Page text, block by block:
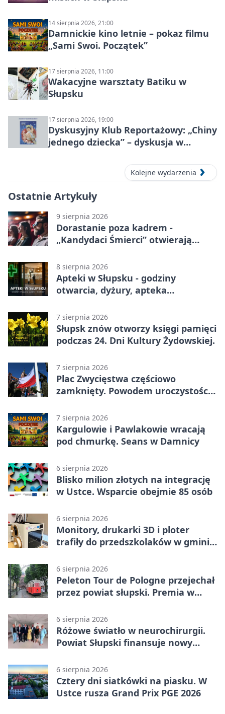
14 sierpnia 2026, 21:00
Damnickie kino letnie – pokaz filmu
„Sami Swoi. Początek”
17 sierpnia 2026, 11:00
Wakacyjne warsztaty Batiku w
Słupsku
17 sierpnia 2026, 19:00
Dyskusyjny Klub Reportażowy: „Chiny
jednego dziecka” – dyskusja w
Kolejne wydarzenia
Ostatnie Artykuły
9 sierpnia 2026
Dorastanie poza kadrem -
„Kandydaci Śmierci” otwierają
8 sierpnia 2026
Apteki w Słupsku - godziny
otwarcia, dyżury, apteka
7 sierpnia 2026
Słupsk znów otworzy księgi pamięci
podczas 24. Dni Kultury Żydowskiej.
7 sierpnia 2026
Plac Zwycięstwa częściowo
zamknięty. Powodem uroczystości
7 sierpnia 2026
Kargulowie i Pawlakowie wracają
pod chmurkę. Seans w Damnicy
6 sierpnia 2026
Blisko milion złotych na integrację
w Ustce. Wsparcie obejmie 85 osób
6 sierpnia 2026
Monitory, drukarki 3D i ploter
trafiły do przedszkolaków w gminie
6 sierpnia 2026
Peleton Tour de Pologne przejechał
przez powiat słupski. Premia w
6 sierpnia 2026
Różowe światło w neurochirurgii.
Powiat Słupski finansuje nowy
6 sierpnia 2026
Cztery dni siatkówki na piasku. W
Ustce rusza Grand Prix PGE 2026